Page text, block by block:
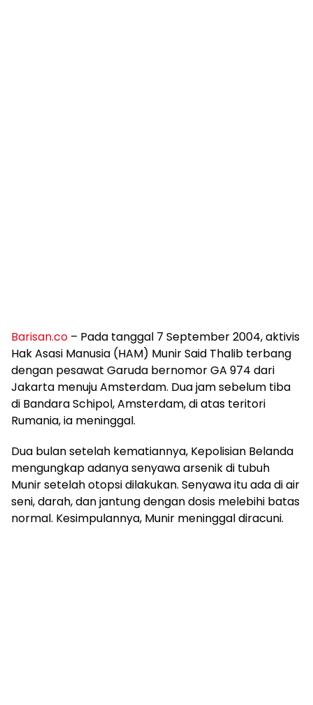
Barisan.co – Pada tanggal 7 September 2004, aktivis
Hak Asasi Manusia (HAM) Munir Said Thalib terbang
dengan pesawat Garuda bernomor GA 974 dari
Jakarta menuju Amsterdam. Dua jam sebelum tiba
di Bandara Schipol, Amsterdam, di atas teritori
Rumania, ia meninggal.
Dua bulan setelah kematiannya, Kepolisian Belanda
mengungkap adanya senyawa arsenik di tubuh
Munir setelah otopsi dilakukan. Senyawa itu ada di air
seni, darah, dan jantung dengan dosis melebihi batas
normal. Kesimpulannya, Munir meninggal diracuni.